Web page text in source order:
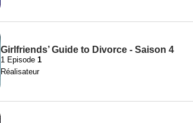
Girlfriends’ Guide to Divorce - Saison 4
1 Episode 1
Réalisateur